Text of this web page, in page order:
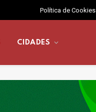
Política de Cookies
CIDADES